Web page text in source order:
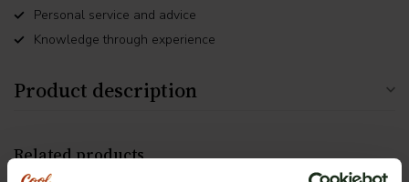
Personal service and advice
Knowledge through experience
Product description
Related products